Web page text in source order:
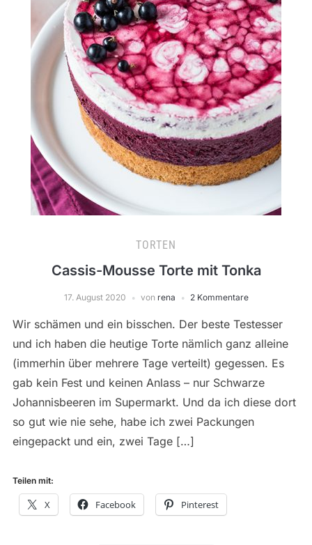
TORTEN
Cassis-Mousse Torte mit Tonka
17. August 2020 von rena 2 Kommentare
Wir schämen und ein bisschen. Der beste Testesser
und ich haben die heutige Torte nämlich ganz alleine
(immerhin über mehrere Tage verteilt) gegessen. Es
gab kein Fest und keinen Anlass – nur Schwarze
Johannisbeeren im Supermarkt. Und da ich diese dort
so gut wie nie sehe, habe ich zwei Packungen
eingepackt und ein, zwei Tage […]
Teilen mit:
X Facebook Pinterest